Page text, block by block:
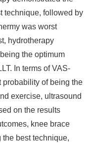
technique, followed by
was worst
hydrotherapy
the optimum
In terms of VAS-
probability of being the
exercise, ultrasound
on the results
knee brace
best technique,